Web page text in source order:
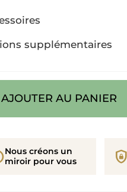
supplémentaires
AJOUTER AU PANIER
Nous créons un
miroir pour vous
shield_lock